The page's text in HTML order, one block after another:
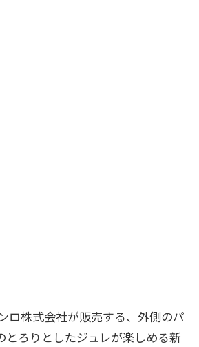
ロ株式会社が販売する、外側のパ
とろりとしたジュレが楽しめる新